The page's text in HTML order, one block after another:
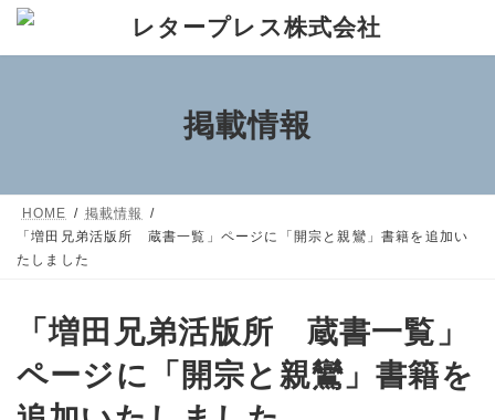
コ
ス
ッ
ナ
ン
移
掲載情報
HOME
掲載情報
「増田兄弟活版所 蔵書一覧」ページに「開宗と親鸞」書籍を追加い
たしました
「増田兄弟活版所 蔵書一覧」
ページに「開宗と親鸞」書籍を